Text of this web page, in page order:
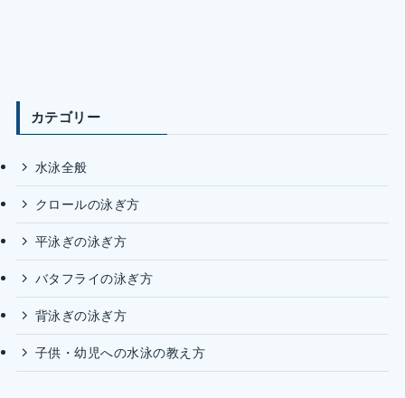
カテゴリー
水泳全般
クロールの泳ぎ方
平泳ぎの泳ぎ方
バタフライの泳ぎ方
背泳ぎの泳ぎ方
子供・幼児への水泳の教え方